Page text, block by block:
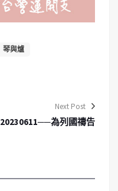
琴與爐
Next Post
20230611──為列國禱告